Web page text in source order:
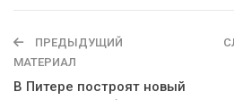
ПРЕДЫДУЩИЙ
МАТЕРИАЛ
В Питере построят новый